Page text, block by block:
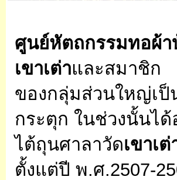
ศูนย์หัตถกรรมทอผ้า
เขาเต่าและสมาชิก
ของกลุ่มส่วนใหญ่เป็
กระตุก ในช่วงนั้นได้
ไต้ถุนศาลาวัดเขาเต่
ตั้งแต่ปี พ.ศ.2507-